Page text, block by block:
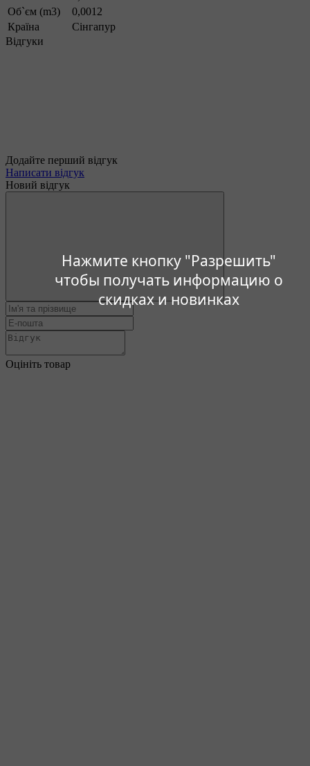
Нажмите кнопку "Разрешить"
чтобы получать информацию о
скидках и новинках
Об`єм (m3)
0,0012
Країна
Сінгапур
Відгуки
Додайте перший відгук
Написати відгук
Новий відгук
Оцініть товар